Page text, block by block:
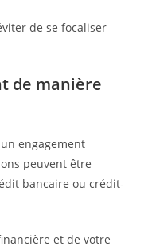
de se focaliser
de manière
engagement
peuvent être
bancaire ou crédit-
et de votre